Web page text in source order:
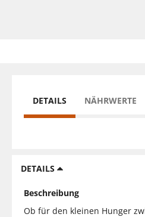
DETAILS NÄHRWERTE
DETAILS
Beschreibung
Ob für den kleinen Hunger